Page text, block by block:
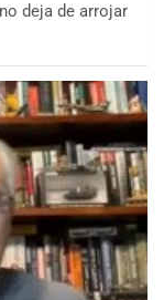
deja de arrojar